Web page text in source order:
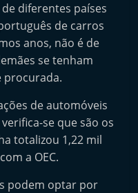
diferentes países
de carros
anos, não é de
se tenham
procurada.
de automóveis
se que são os
totalizou 1,22 mil
a OEC.
podem optar por